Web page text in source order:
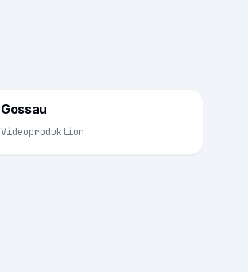
Gossau
Videoproduktion